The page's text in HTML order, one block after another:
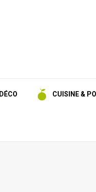
DÉCO CUISINE &